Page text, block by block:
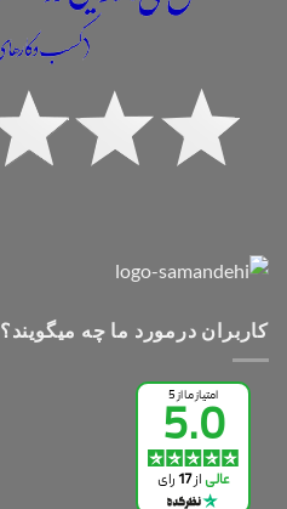
کاربران درمورد ما چه میگویند؟